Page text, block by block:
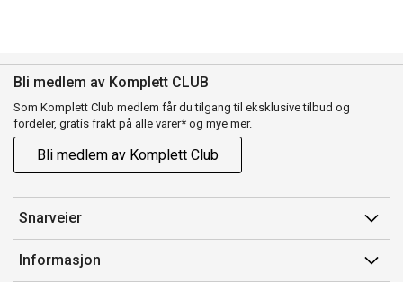
Bli medlem av Komplett CLUB
Som Komplett Club medlem får du tilgang til eksklusive tilbud og
fordeler, gratis frakt på alle varer* og mye mer.
Bli medlem av Komplett Club
Snarveier
Min side
Informasjon